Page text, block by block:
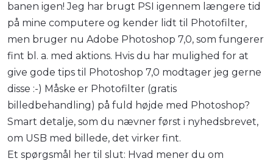
banen igen! Jeg har brugt PSI igennem længere tid
på mine computere og kender lidt til Photofilter,
men bruger nu Adobe Photoshop 7,0, som fungerer
fint bl. a. med aktions. Hvis du har mulighed for at
give gode tips til Photoshop 7,0 modtager jeg gerne
disse :-) Måske er Photofilter (gratis
billedbehandling) på fuld højde med Photoshop?
Smart detalje, som du nævner først i nyhedsbrevet,
om USB med billede, det virker fint.
Et spørgsmål her til slut: Hvad mener du om